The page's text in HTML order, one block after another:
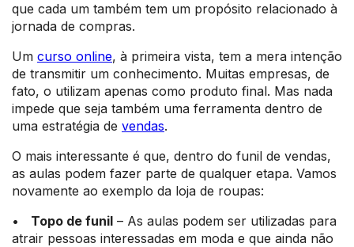
que cada um também tem um propósito relacionado à
jornada de compras.
Um curso online, à primeira vista, tem a mera intenção
de transmitir um conhecimento. Muitas empresas, de
fato, o utilizam apenas como produto final. Mas nada
impede que seja também uma ferramenta dentro de
uma estratégia de vendas.
O mais interessante é que, dentro do funil de vendas,
as aulas podem fazer parte de qualquer etapa. Vamos
novamente ao exemplo da loja de roupas:
• Topo de funil – As aulas podem ser utilizadas para
atrair pessoas interessadas em moda e que ainda não